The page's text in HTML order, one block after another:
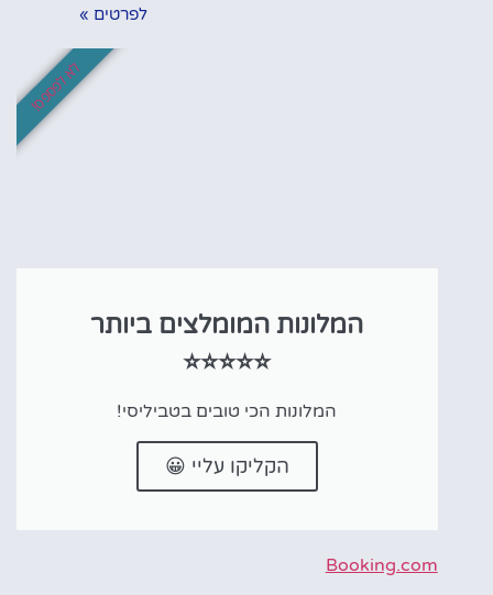
לפרטים »
המלונות המומלצים ביותר
⭐⭐⭐⭐⭐
המלונות הכי טובים בטביליסי!
הקליקו עליי 😀
לא לפספס!
Booking.com